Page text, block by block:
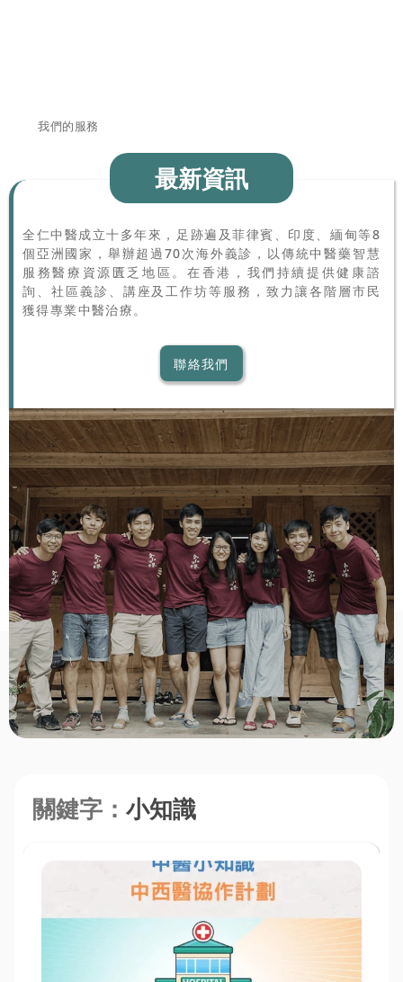
我們的服務
最新資訊
全仁中醫成立十多年來，足跡遍及菲律賓、印度、緬甸等8
個亞洲國家，舉辦超過70次海外義診，以傳統中醫藥智慧
服務醫療資源匱乏地區。在香港，我們持續提供健康諮
詢、社區義診、講座及工作坊等服務，致力讓各階層市民
獲得專業中醫治療。
聯絡我們
關鍵字： 小知識